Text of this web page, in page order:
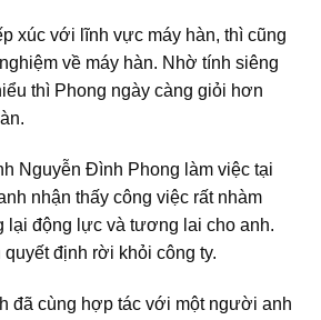
xúc với lĩnh vực máy hàn, thì cũng
về máy hàn. Nhờ tính siêng
thì Phong ngày càng giỏi hơn
Nguyễn Đình Phong làm việc tại
nhận thấy công việc rất nhàm
lại động lực và tương lai cho anh.
định rời khỏi công ty.
đã cùng hợp tác với một người anh